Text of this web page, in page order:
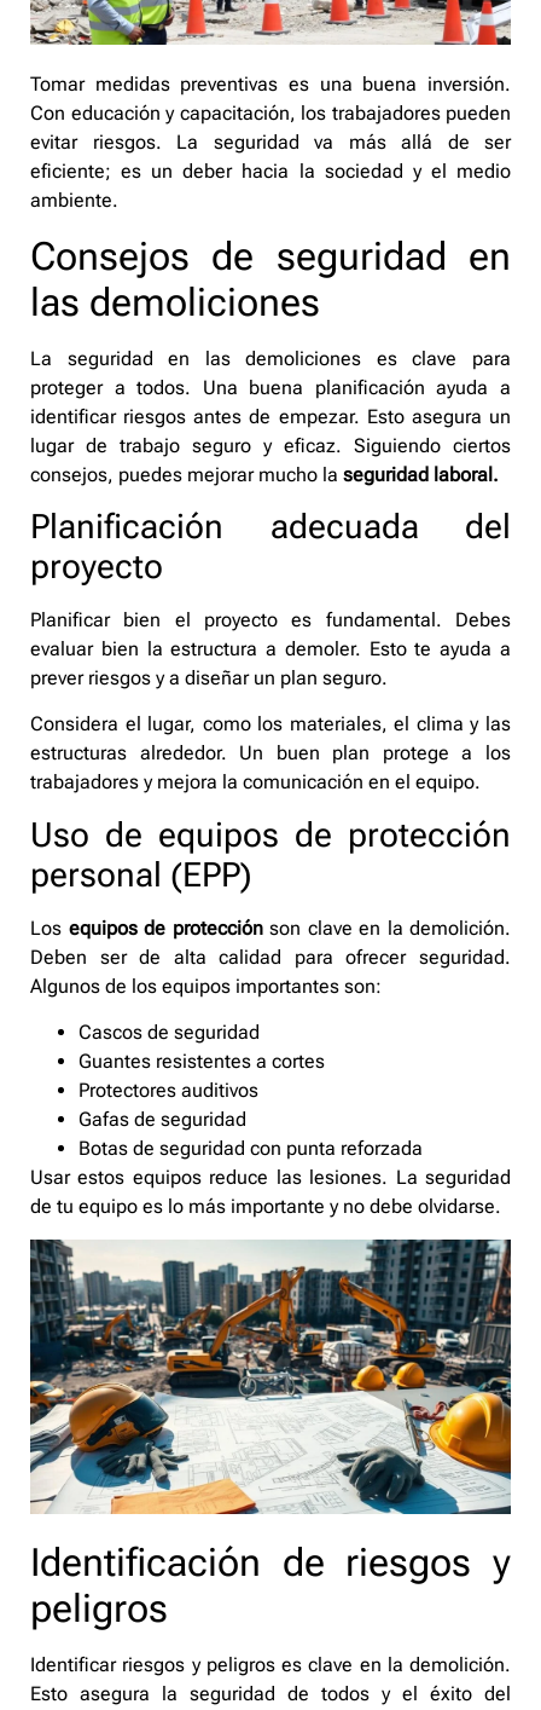
Tomar medidas preventivas es una buena inversión.
Con educación y capacitación, los trabajadores pueden
evitar riesgos. La seguridad va más allá de ser
eficiente; es un deber hacia la sociedad y el medio
ambiente.
Consejos de seguridad en
las demoliciones
La seguridad en las demoliciones es clave para
proteger a todos. Una buena planificación ayuda a
identificar riesgos antes de empezar. Esto asegura un
lugar de trabajo seguro y eficaz. Siguiendo ciertos
consejos, puedes mejorar mucho la seguridad laboral.
Planificación adecuada del
proyecto
Planificar bien el proyecto es fundamental. Debes
evaluar bien la estructura a demoler. Esto te ayuda a
prever riesgos y a diseñar un plan seguro.
Considera el lugar, como los materiales, el clima y las
estructuras alrededor. Un buen plan protege a los
trabajadores y mejora la comunicación en el equipo.
Uso de equipos de protección
personal (EPP)
Los equipos de protecciónson clave en la demolición.
Deben ser de alta calidad para ofrecer seguridad.
Algunos de los equipos importantes son:
Cascos de seguridad
Guantes resistentes a cortes
Protectores auditivos
Gafas de seguridad
Botas de seguridad con punta reforzada
Usar estos equipos reduce las lesiones. La seguridad
de tu equipo es lo más importante y no debe olvidarse.
Identificación de riesgos y
peligros
Identificar riesgos y peligros es clave en la demolición.
Esto asegura la seguridad de todos y el éxito del